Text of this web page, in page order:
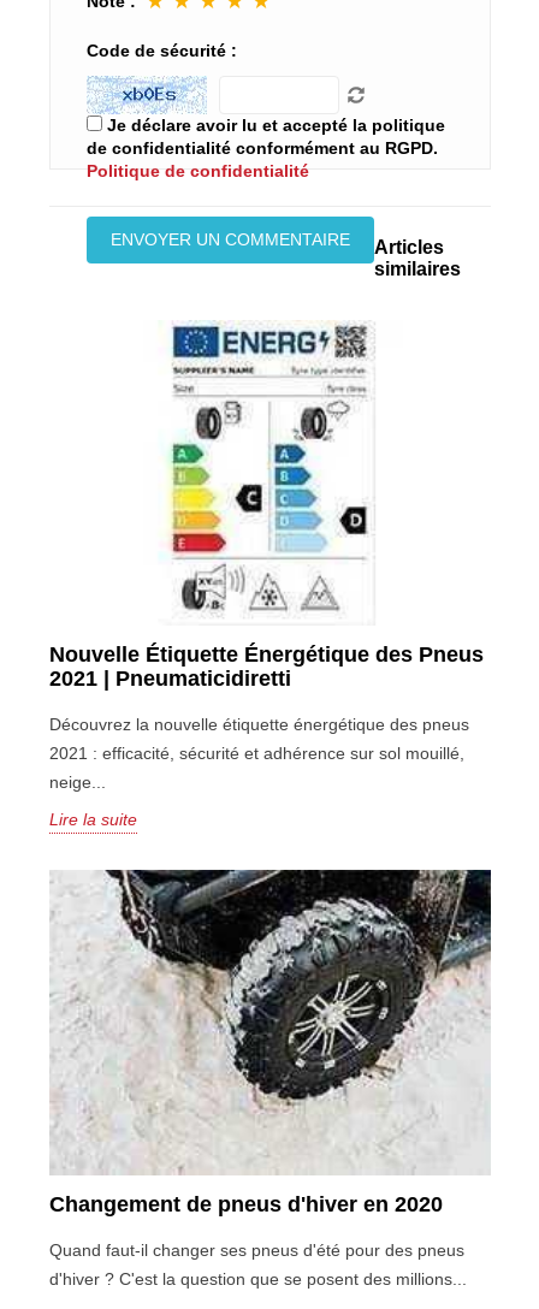
Code de sécurité :
Je déclare avoir lu et accepté la politique
de confidentialité conformément au RGPD.
Politique de confidentialité
Articles
similaires
Nouvelle Étiquette Énergétique des Pneus
2021 | Pneumaticidiretti
Découvrez la nouvelle étiquette énergétique des pneus
2021 : efficacité, sécurité et adhérence sur sol mouillé,
neige...
Lire la suite
Changement de pneus d'hiver en 2020
Quand faut-il changer ses pneus d'été pour des pneus
d'hiver ? C'est la question que se posent des millions...